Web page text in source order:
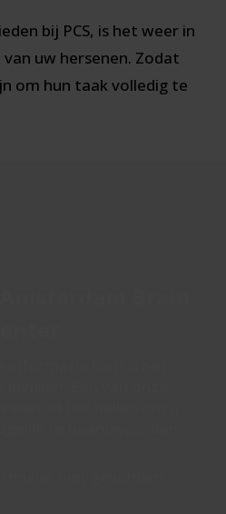
bij PCS, is het weer in
uw hersenen. Zodat
om hun taak volledig te